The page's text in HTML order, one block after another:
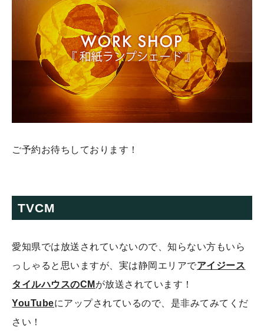
ご予約お待ちしております！
TVCM
愛知県では放送されていないので、知らない方もいら
っしゃると思いますが、実は静岡エリアでアイジース
タイルハウスのCM が放送されています！
YouTubeにアップされているので、是非みてみてくだ
さい！